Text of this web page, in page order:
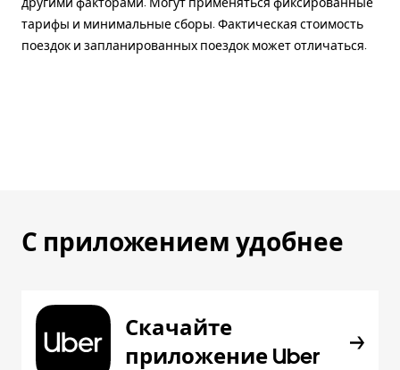
тарифы и минимальные сборы. Фактическая стоимость
поездок и запланированных поездок может отличаться.
С приложением удобнее
Скачайте
приложение Uber